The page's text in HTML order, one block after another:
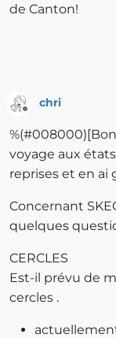
de Canton!
chri
voyage aux
reprises et en ai
Concernant
quelques
CERCLES
Est-il prévu de
cercles .